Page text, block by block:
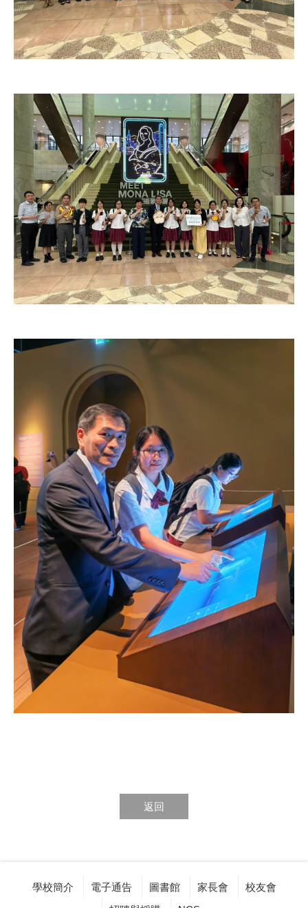
返回
學校簡介 電子通告 圖書館 家長會
校友會